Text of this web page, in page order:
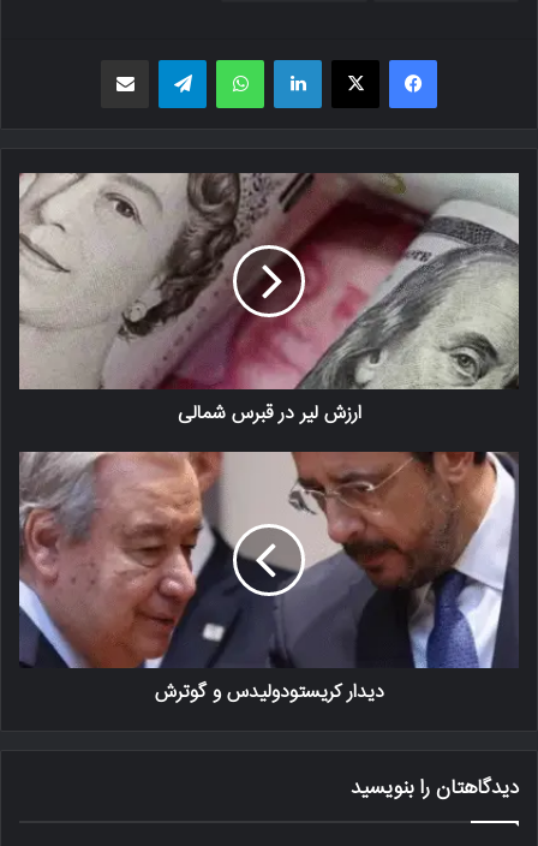
فیسبوک X لینکدین واتس اپ
ارزش لیر در قبرس شمالی
دیدار کریستودولیدس و گوترش
دیدگاهتان را بنویسید